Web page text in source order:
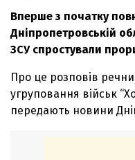
Вперше з початку
Дніпропетровській
ЗСУ спростували
Про це розповів
угруповання військ
передають новини